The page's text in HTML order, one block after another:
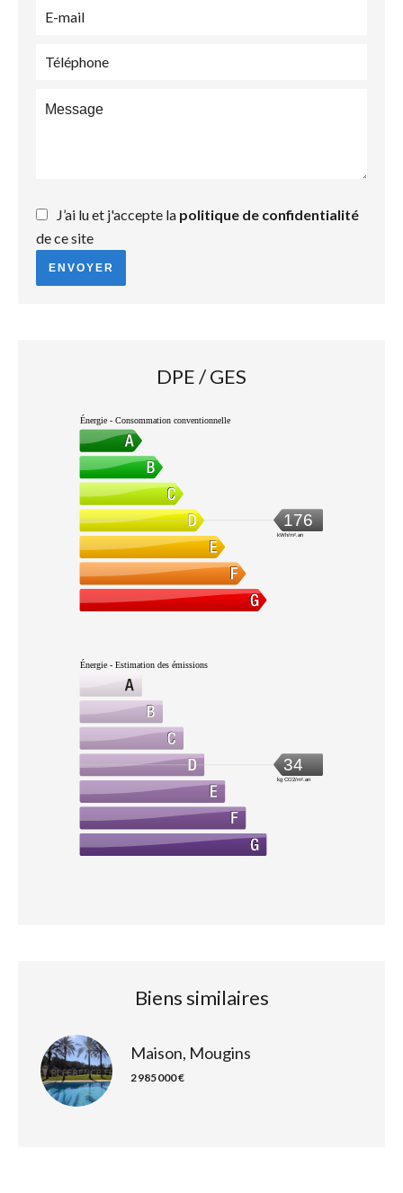
J’ai lu et j'accepte la politique de confidentialité
de ce site
ENVOYER
DPE / GES
Énergie - Consommation conventionnelle
176
kWh/m².an
Énergie - Estimation des émissions
34
kg CO2/m².an
Biens similaires
Maison, Mougins
2 985 000 €